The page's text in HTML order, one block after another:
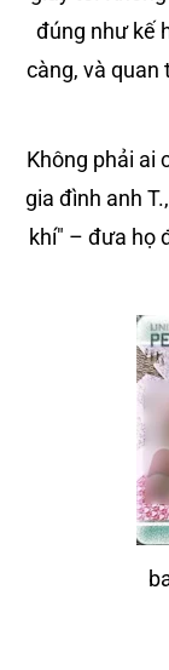
đúng như kế
càng, và quan
Không phải ai
gia đình anh
khí" – đưa họ